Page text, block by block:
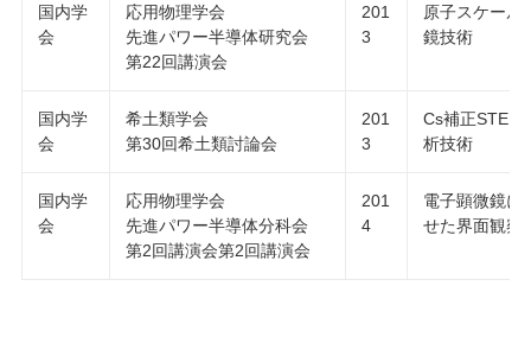
国内学
会
応用物理学会
先進パワー半導体研究会
第22回講演会
201
3
原子スケール
鏡技術
国内学
会
希土類学会
第30回希土類討論会
201
3
Cs補正STEM
析技術
国内学
会
応用物理学会
先進パワー半導体分科会
第2回講演会第2回講演会
201
4
電子顕微鏡に
せた界面観察